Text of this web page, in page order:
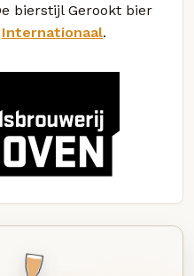
bierstijl Gerookt bier
Internationaal.